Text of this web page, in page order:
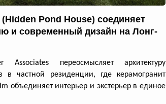
Pond House) соединяет
и современный дизайн на Лонг-
переосмысляет архитектуру
в частной резиденции, где керамогранит
объединяет интерьер и экстерьер в единое